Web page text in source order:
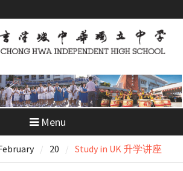
Menu
20 Study in UK 升学讲座